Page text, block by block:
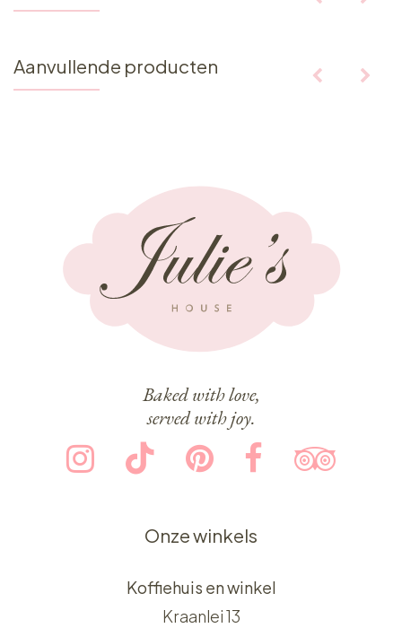
Aanvullende producten
Baked with love,
served with joy.
Onze winkels
Koffiehuis en winkel
Kraanlei 13